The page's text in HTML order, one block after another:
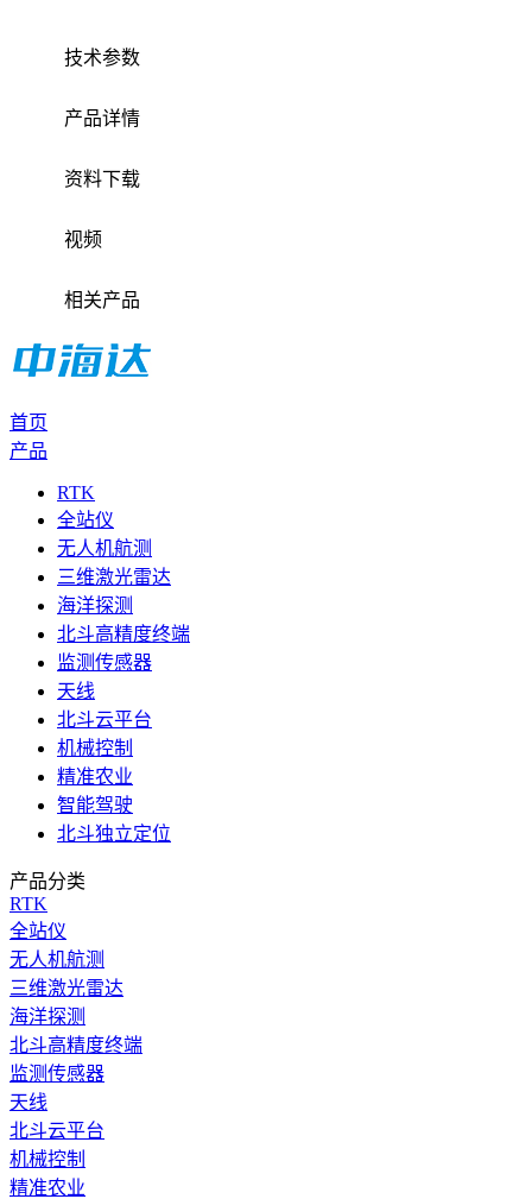
技术参数
产品详情
资料下载
视频
相关产品
首页
产品
RTK
全站仪
无人机航测
三维激光雷达
海洋探测
北斗高精度终端
监测传感器
天线
北斗云平台
机械控制
精准农业
智能驾驶
北斗独立定位
产品分类
RTK
全站仪
无人机航测
三维激光雷达
海洋探测
北斗高精度终端
监测传感器
天线
北斗云平台
机械控制
精准农业